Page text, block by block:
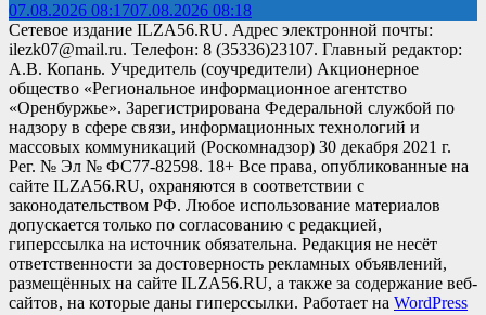
07.08.2026 08:1707.08.2026 08:18
Сетевое издание ILZA56.RU. Адрес электронной почты:
ilezk07@mail.ru. Телефон: 8 (35336)23107. Главный редактор:
А.В. Копань. Учредитель (соучредители) Акционерное
общество «Региональное информационное агентство
«Оренбуржье». Зарегистрирована Федеральной службой по
надзору в сфере связи, информационных технологий и
массовых коммуникаций (Роскомнадзор) 30 декабря 2021 г.
Рег. № Эл № ФС77-82598. 18+ Все права, опубликованные на
сайте ILZA56.RU, охраняются в соответствии с
законодательством РФ. Любое использование материалов
допускается только по согласованию с редакцией,
гиперссылка на источник обязательна. Редакция не несёт
ответственности за достоверность рекламных объявлений,
размещённых на сайте ILZA56.RU, а также за содержание веб-
сайтов, на которые даны гиперссылки. Работает на WordPress